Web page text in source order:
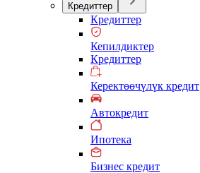
Кредиттер
Кредиттер
Кепилдиктер
Кредиттер
Керектөөчүлүк кредит
Автокредит
Ипотека
Бизнес кредит